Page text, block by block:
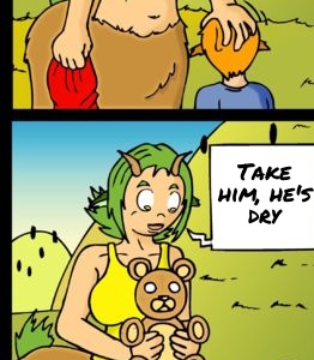
Take
him, he's
dry